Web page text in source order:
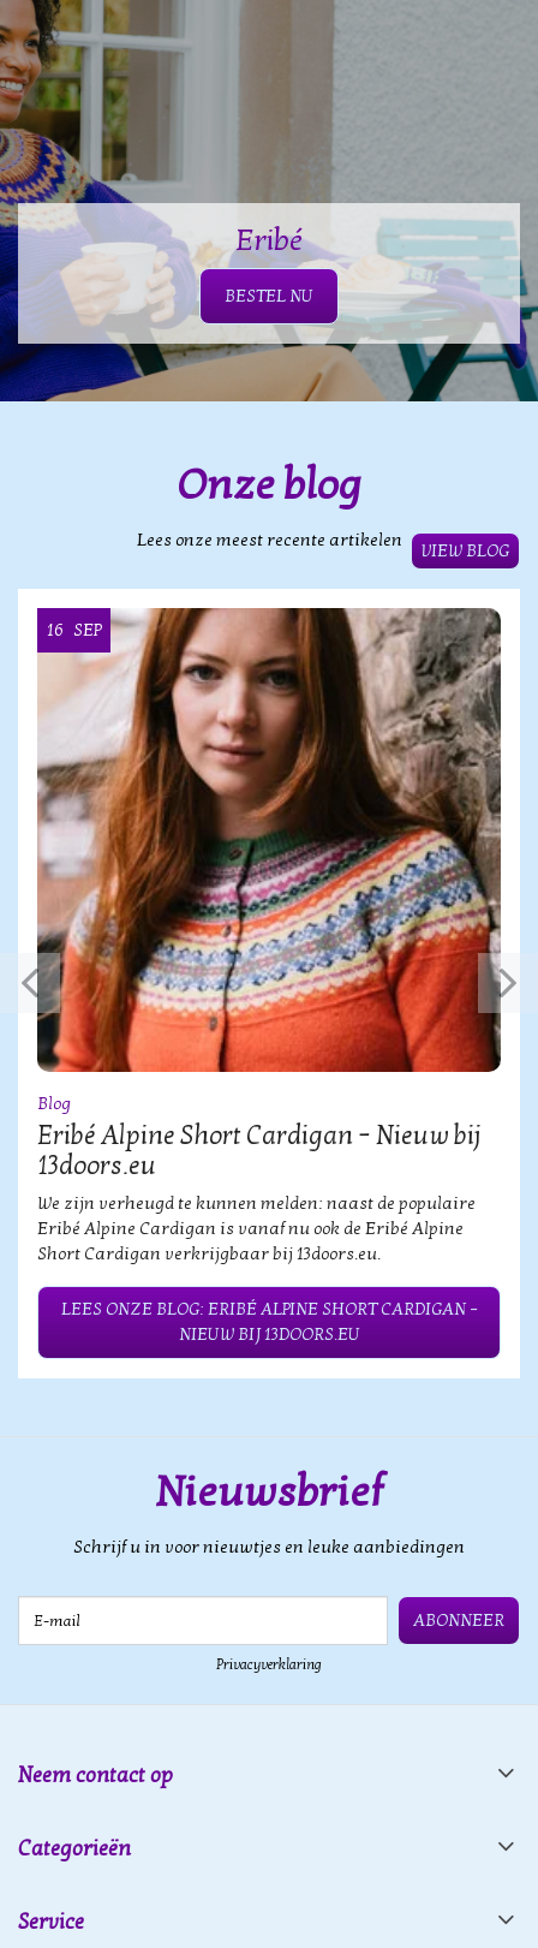
Eribé
BESTEL NU
Onze blog
Lees onze meest recente artikelen
VIEW BLOG
16 SEP
Blog
Eribé Alpine Short Cardigan – Nieuw bij
13doors.eu
We zijn verheugd te kunnen melden: naast de populaire
Eribé Alpine Cardigan is vanaf nu ook de Eribé Alpine
Short Cardigan verkrijgbaar bij 13doors.eu.
LEES ONZE BLOG: ERIBÉ ALPINE SHORT CARDIGAN –
NIEUW BIJ 13DOORS.EU
Nieuwsbrief
Schrijf u in voor nieuwtjes en leuke aanbiedingen
ABONNEER
Privacyverklaring
Neem contact op
Categorieën
Service